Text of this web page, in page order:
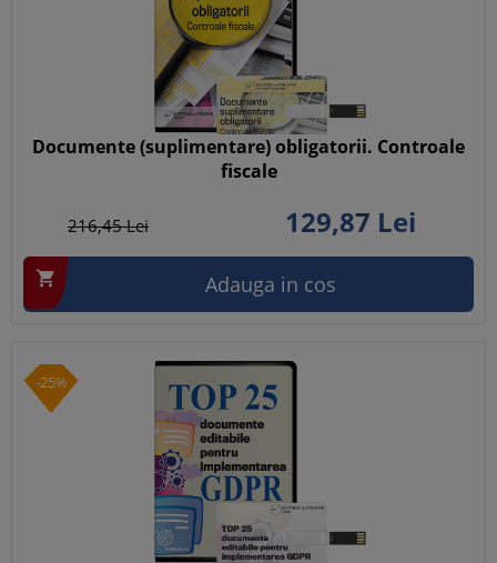
Documente (suplimentare) obligatorii. Controale
fiscale
216,45Lei 129,87 Lei
 Adauga in cos
-25%